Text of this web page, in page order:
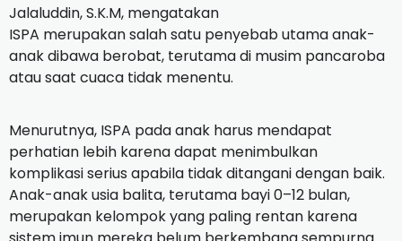
Jalaluddin, S.K.M, mengatakan
ISPA merupakan salah satu penyebab utama anak-
anak dibawa berobat, terutama di musim pancaroba
atau saat cuaca tidak menentu.
Menurutnya, ISPA pada anak harus mendapat
perhatian lebih karena dapat menimbulkan
komplikasi serius apabila tidak ditangani dengan baik.
Anak-anak usia balita, terutama bayi 0–12 bulan,
merupakan kelompok yang paling rentan karena